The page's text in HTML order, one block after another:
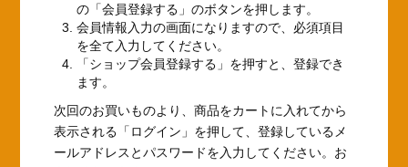
の「会員登録する」のボタンを押します。
会員情報入力の画面になりますので、必須項目
を全て入力してください。
「ショップ会員登録する」を押すと、登録でき
ます。
次回のお買いものより、商品をカートに入れてから
表示される「ログイン」を押して、登録しているメ
ールアドレスとパスワードを入力してください。お